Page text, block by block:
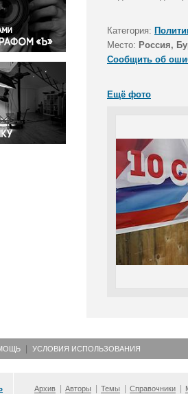
и конфликты
Категория:
Место: Россия,
Сообщить об
Ещё фото
УСЛОВИЯ ИСПОЛЬЗОВАНИЯ
Архив Авторы Темы Справочники